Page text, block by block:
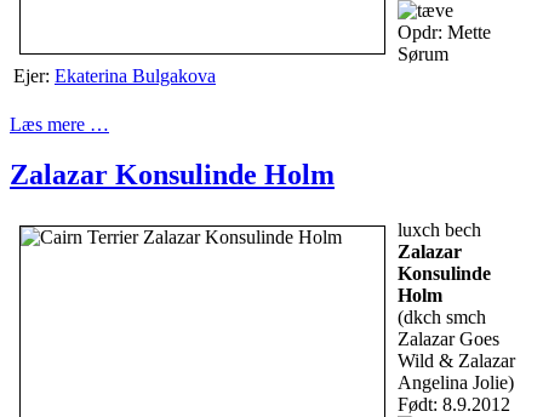
Opdr: Mette
Sørum
Ejer: Ekaterina Bulgakova
Læs mere …
Zalazar Konsulinde Holm
luxch bech
Zalazar
Konsulinde
Holm
(dkch smch
Zalazar Goes
Wild & Zalazar
Angelina Jolie)
Født: 8.9.2012